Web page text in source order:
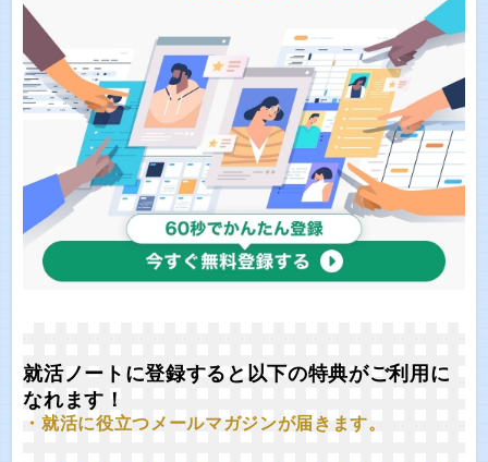
就活ノートに登録すると以下の特典がご利用に
なれます！
・就活に役立つメールマガジンが届きます。